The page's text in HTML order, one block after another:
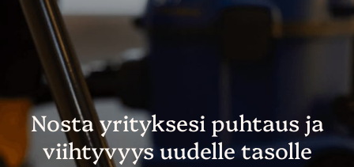
Nosta yrityksesi puhtaus ja
viihtyvyys uudelle tasolle